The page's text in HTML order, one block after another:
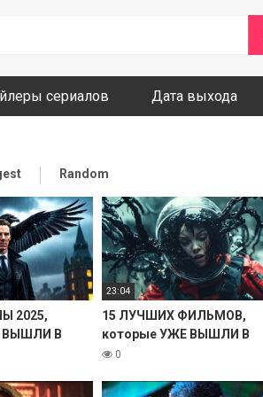
сериалов Дата выхода
Random
2025,
ВЫШЛИ В
ЧТО
КИНО
23:04
15 ЛУЧШИХ ФИЛЬМОВ,
которые УЖЕ ВЫШЛИ В
ХОРОШЕМ КАЧЕСТВЕ. 2025
0